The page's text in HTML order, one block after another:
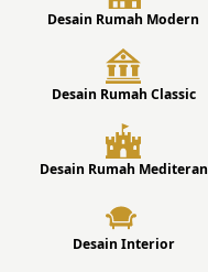
Desain Rumah Modern
Desain Rumah Classic
Desain Rumah Mediteran
Desain Interior